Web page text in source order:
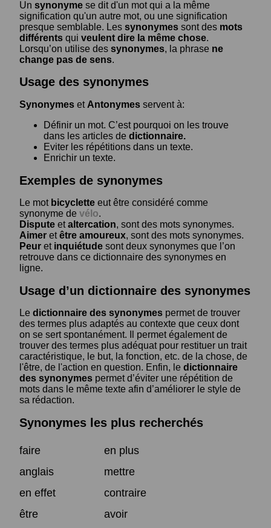
Un synonyme se dit d'un mot qui a la même
signification qu'un autre mot, ou une signification
presque semblable. Les synonymes sont des mots
différents qui veulent dire la même chose.
Lorsqu’on utilise des synonymes, la phrase ne
change pas de sens.
Usage des synonymes
Synonymes et Antonymes servent à:
Définir un mot. C’est pourquoi on les trouve
dans les articles de dictionnaire.
Eviter les répétitions dans un texte.
Enrichir un texte.
Exemples de synonymes
Le mot bicyclette eut être considéré comme
synonyme de vélo.
Dispute etaltercation, sont des mots synonymes.
Aimer etêtre amoureux, sont des mots synonymes.
Peur et inquiétude sont deux synonymes que l’on
retrouve dans ce dictionnaire des synonymes en
ligne.
Usage d’un dictionnaire des synonymes
Le dictionnaire des synonymes permet de trouver
des termes plus adaptés au contexte que ceux dont
on se sert spontanément. Il permet également de
trouver des termes plus adéquat pour restituer un trait
caractéristique, le but, la fonction, etc. de la chose, de
l'être, de l'action en question. Enfin, le dictionnaire
des synonymes permet d’éviter une répétition de
mots dans le même texte afin d’améliorer le style de
sa rédaction.
Synonymes les plus recherchés
faire
en plus
anglais
mettre
en effet
contraire
être
avoir